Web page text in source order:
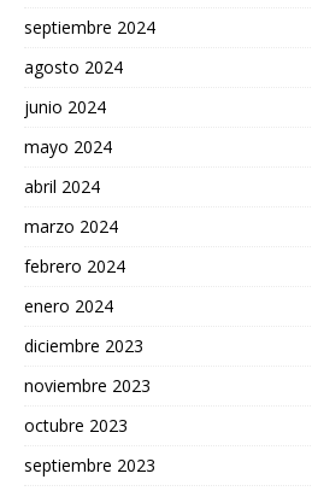
septiembre 2024
agosto 2024
junio 2024
mayo 2024
abril 2024
marzo 2024
febrero 2024
enero 2024
diciembre 2023
noviembre 2023
octubre 2023
septiembre 2023